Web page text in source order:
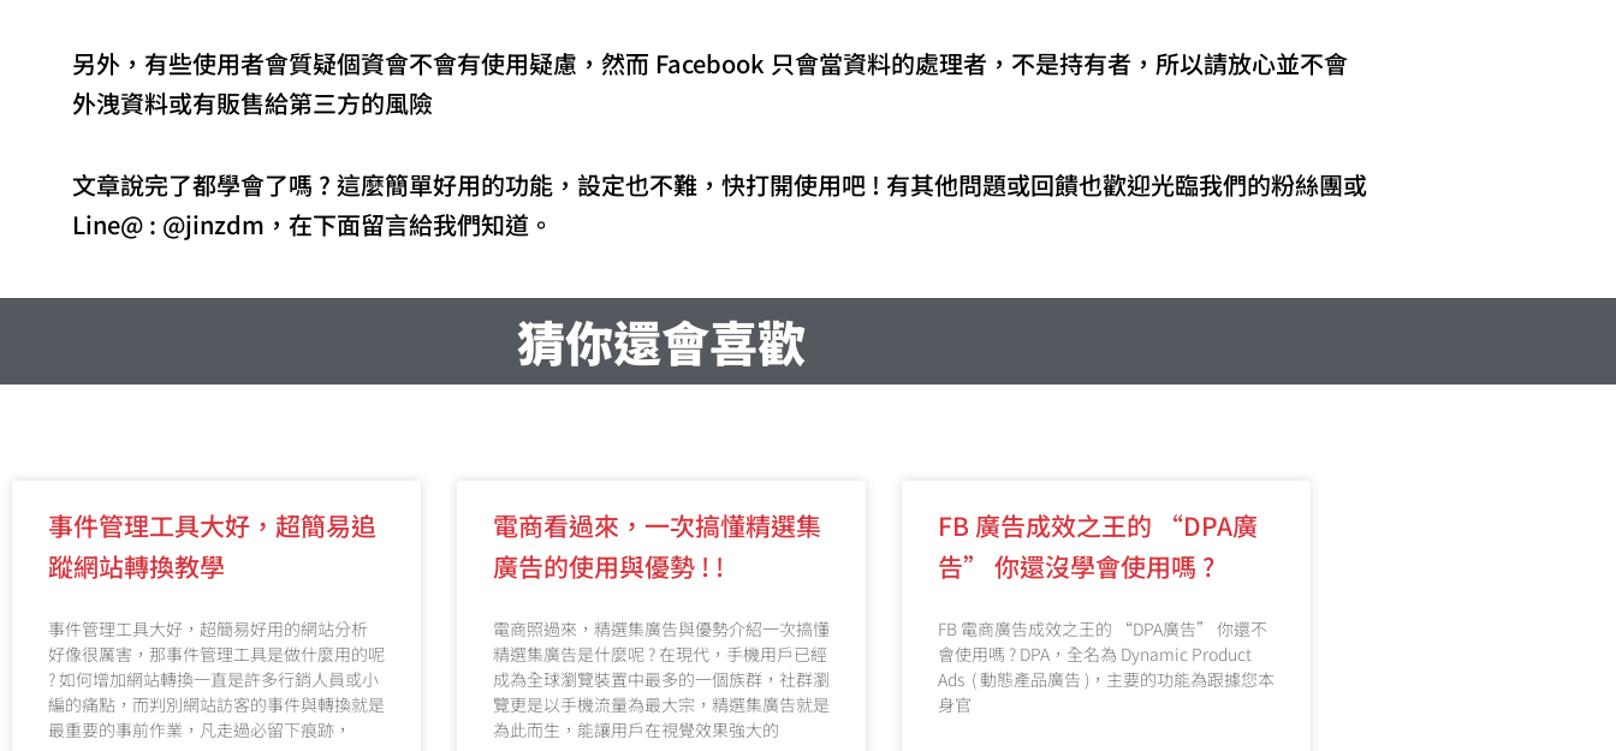
另外，有些使用者會質疑個資會不會有使用疑慮，然而 Facebook 只會當資料的處理者，不是持有者，所以請放心並不會
外洩資料或有販售給第三方的風險
文章說完了都學會了嗎 ? 這麼簡單好用的功能，設定也不難，快打開使用吧 ! 有其他問題或回饋也歡迎光臨我們的粉絲團或
Line@ : @jinzdm，在下面留言給我們知道。
猜你還會喜歡
事件管理工具大好，超簡易追
蹤網站轉換教學
事件管理工具大好，超簡易好用的網站分析
好像很厲害，那事件管理工具是做什麼用的呢
? 如何增加網站轉換一直是許多行銷人員或小
編的痛點，而判別網站訪客的事件與轉換就是
最重要的事前作業，凡走過必留下痕跡，
電商看過來，一次搞懂精選集
廣告的使用與優勢 ! !
電商照過來，精選集廣告與優勢介紹一次搞懂
精選集廣告是什麼呢 ? 在現代，手機用戶已經
成為全球瀏覽裝置中最多的一個族群，社群瀏
覽更是以手機流量為最大宗，精選集廣告就是
為此而生，能讓用戶在視覺效果強大的
FB 廣告成效之王的 “DPA廣
告” 你還沒學會使用嗎 ?
FB 電商廣告成效之王的 “DPA廣告” 你還不
會使用嗎 ? DPA，全名為 Dynamic Product
Ads ( 動態產品廣告 )，主要的功能為跟據您本
身官